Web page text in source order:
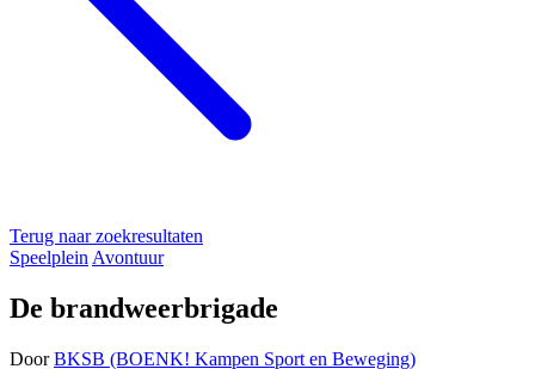
Terug naar zoekresultaten
Speelplein Avontuur
De brandweerbrigade
Door BKSB (BOENK! Kampen Sport en Beweging)